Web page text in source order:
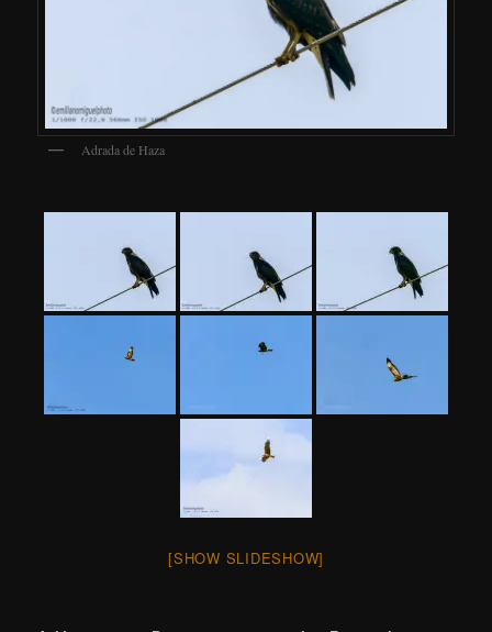
Adrada de Haza
[SHOW SLIDESHOW]